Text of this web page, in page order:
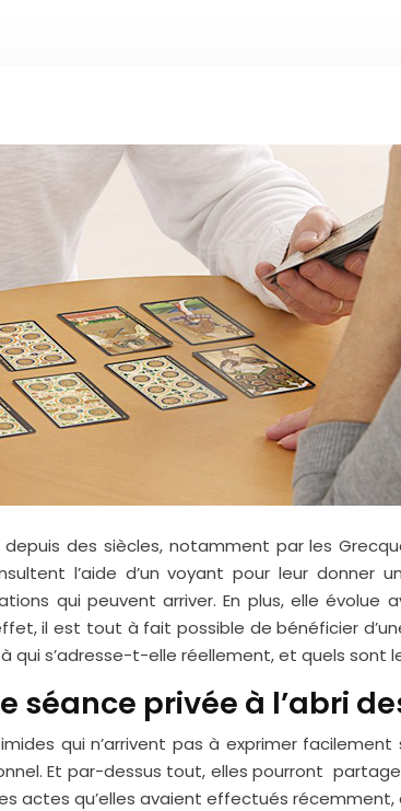
des siècles, notamment par les
l’aide d’un voyant pour leur donner
qui peuvent arriver. En plus, elle
il est tout à fait possible de bénéficier
qui s’adresse-t-elle réellement, et quels
séance privée à l’abri
qui n’arrivent pas à exprimer
Et par-dessus tout, elles pourront
actes qu’elles avaient effectués récemment,